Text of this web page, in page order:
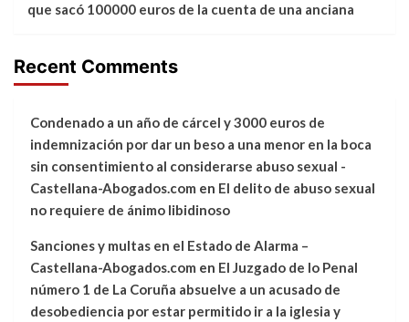
que sacó 100000 euros de la cuenta de una anciana
Recent Comments
Condenado a un año de cárcel y 3000 euros de
indemnización por dar un beso a una menor en la boca
sin consentimiento al considerarse abuso sexual -
Castellana-Abogados.com en El delito de abuso sexual
no requiere de ánimo libidinoso
Sanciones y multas en el Estado de Alarma –
Castellana-Abogados.com en El Juzgado de lo Penal
número 1 de La Coruña absuelve a un acusado de
desobediencia por estar permitido ir a la iglesia y